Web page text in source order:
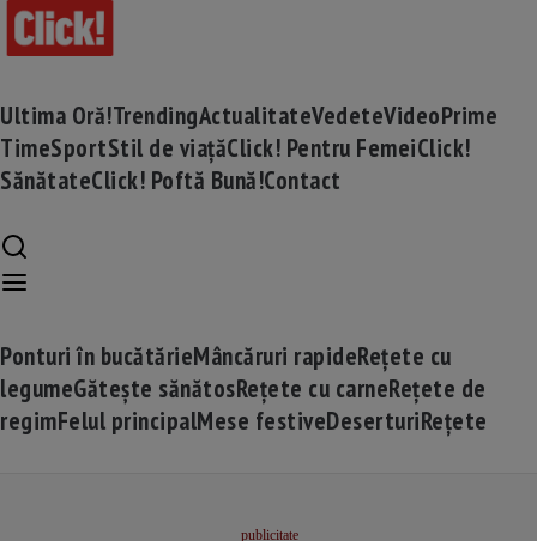
Ultima Oră!TrendingActualitateVedeteVideoPrime
TimeSportStil de viațăClick! Pentru FemeiClick!
SănătateClick! Poftă Bună!Contact
Ponturi în bucătărieMâncăruri rapideRețete cu
legumeGătește sănătosRețete cu carneRețete de
regimFelul principalMese festiveDeserturiRețete